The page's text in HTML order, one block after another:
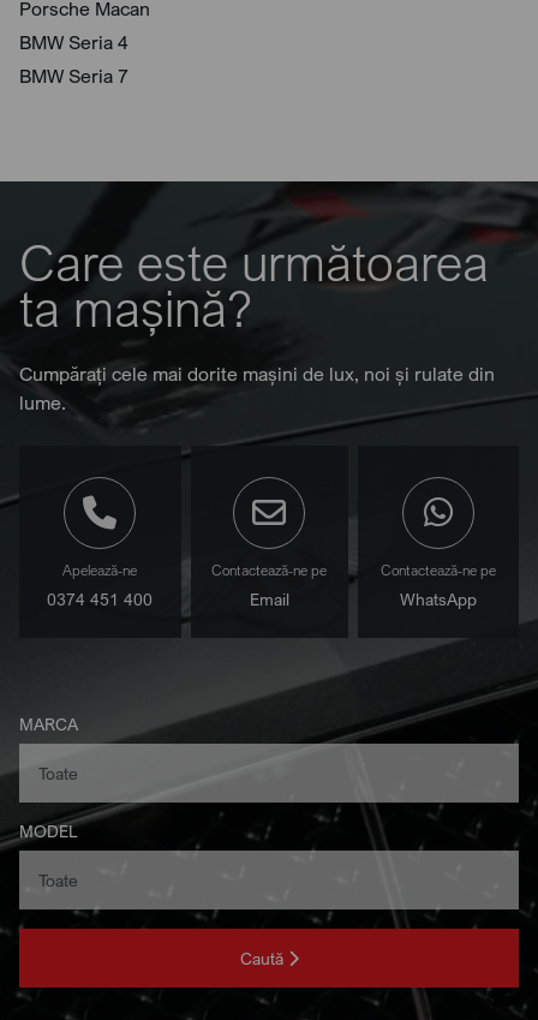
Porsche Macan
BMW Seria 4
BMW Seria 7
Care este următoarea
ta mașină?
Cumpărați cele mai dorite mașini de lux, noi și rulate din
lume.
Apelează-ne
0374 451 400
Contactează-ne pe
Email
Contactează-ne pe
WhatsApp
MARCA
MODEL
Caută